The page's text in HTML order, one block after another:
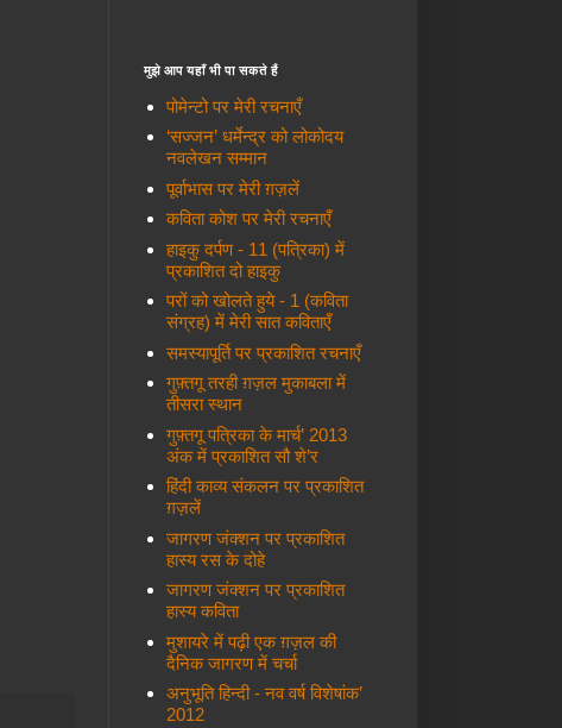
मुझे आप यहाँ भी पा सकते हैं
पोमेन्टो पर मेरी रचनाएँ
‘सज्जन’ धर्मेन्द्र को लोकोदय
नवलेखन सम्मान
पूर्वाभास पर मेरी ग़ज़लें
कविता कोश पर मेरी रचनाएँ
हाइकु दर्पण - 11 (पत्रिका) में
प्रकाशित दो हाइकु
परों को खोलते हुये - 1 (कविता
संग्रह) में मेरी सात कविताएँ
समस्यापूर्ति पर प्रकाशित रचनाएँ
गुफ़्तगू तरही ग़ज़ल मुकाबला में
तीसरा स्थान
गुफ़्तगू पत्रिका के मार्च’ 2013
अंक में प्रकाशित सौ शे’र
हिंदी काव्य संकलन पर प्रकाशित
ग़ज़लें
जागरण जंक्शन पर प्रकाशित
हास्य रस के दोहे
जागरण जंक्शन पर प्रकाशित
हास्य कविता
मुशायरे में पढ़ी एक ग़ज़ल की
दैनिक जागरण में चर्चा
अनुभूति हिन्दी - नव वर्ष विशेषांक’
2012